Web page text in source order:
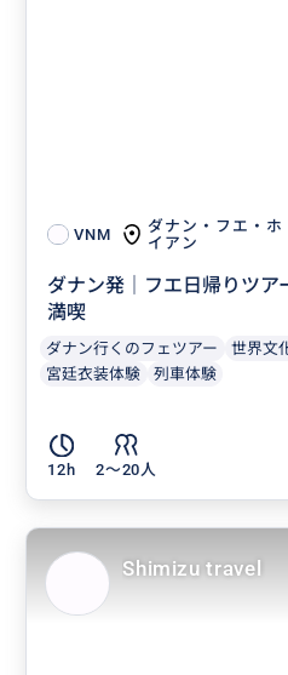
VNM
ダナン・フエ・ホ
イアン
ダナン発｜フエ日帰りツ
満喫
ダナン行くのフェツアー
世界文
宮廷衣装体験
列車体験
12h 2〜20人
Shimizu travel